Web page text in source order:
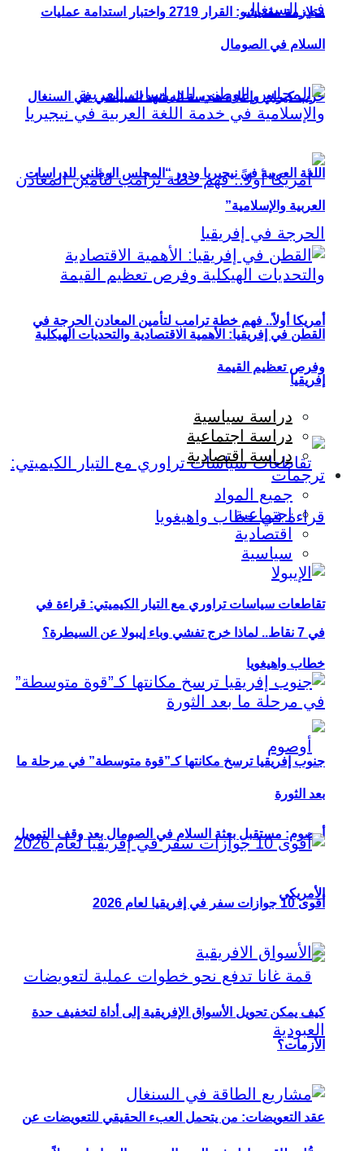
حزب كيراي وإعادة هندسة المشهد السياسي في السنغال
أمريكا أولاً.. فهم خطة ترامب لتأمين المعادن الحرجة في
إفريقيا
تقاطعات سياسات تراوري مع التيار الكيميتي: قراءة في
خطاب واهيغويا
أوصوم: مستقبل بعثة السلام في الصومال بعد وقف التمويل
الأمريكي
عقد التعويضات: من يتحمل العبء الحقيقي للتعويضات عن
متلازمة مقديشو: القرار 2719 واختبار استدامة عمليات
السلام في الصومال
اللغة العربية في نيجيريا ودور “المجلس الوطني للدراسات
العربية والإسلامية”
القطن في إفريقيا: الأهمية الاقتصادية والتحديات الهيكلية
وفرص تعظيم القيمة
دراسة سياسية
دراسة اجتماعية
دراسة اقتصادية
ترجمات
جميع المواد
اجتماعية
اقتصادية
سياسية
في 7 نقاط.. لماذا خرج تفشي وباء إيبولا عن السيطرة؟
جنوب إفريقيا ترسخ مكانتها كـ”قوة متوسطة” في مرحلة ما
بعد الثورة
أقوى 10 جوازات سفر في إفريقيا لعام 2026
كيف يمكن تحويل الأسواق الإفريقية إلى أداة لتخفيف حدة
الأزمات؟